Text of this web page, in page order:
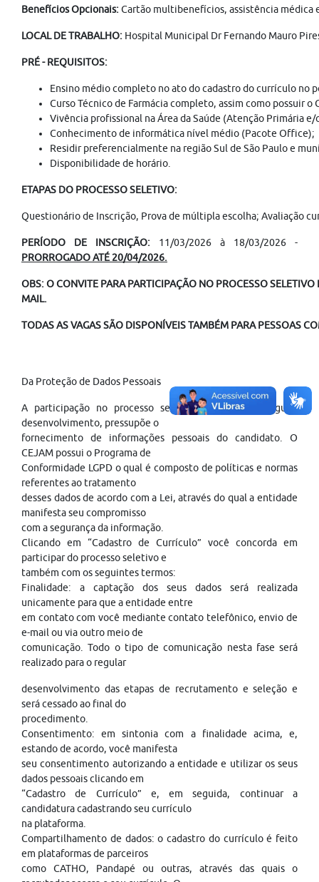
Benefícios Opcionais:Cartão multibenefícios, assistência médica
LOCAL DE TRABALHO: Hospital Municipal Dr Fernando Mauro
PRÉ - REQUISITOS:
Ensino médio completo no ato do cadastro do currículo no
Curso Técnico de Farmácia completo, assim como possuir
Vivência profissional na Área da Saúde (Atenção Primária
Conhecimento de informática nível médio (Pacote Office);
Residir preferencialmente na região Sul de São Paulo e
Disponibilidade de horário.
ETAPAS DO PROCESSO SELETIVO:
Questionário de Inscrição, Prova de múltipla escolha; Avaliação
PERÍODO DE INSCRIÇÃO: 11/03/2026 à 18/03/2026 -
PRORROGADO ATÉ 20/04/2026.
OBS: O CONVITE PARA PARTICIPAÇÃO NO PROCESSO SELETIVO
MAIL.
TODAS AS VAGAS SÃO DISPONÍVEIS TAMBÉM PARA PESSOAS
Da Proteção de Dados Pessoais
A participação no processo seletivo, para o seu regular
desenvolvimento, pressupõe o
fornecimento de informações pessoais do candidato. O
CEJAM possui o Programa de
Conformidade LGPD o qual é composto de políticas e normas
referentes ao tratamento
desses dados de acordo com a Lei, através do qual a entidade
manifesta seu compromisso
com a segurança da informação.
Clicando em “Cadastro de Currículo” você concorda em
participar do processo seletivo e
também com os seguintes termos:
Finalidade: a captação dos seus dados será realizada
unicamente para que a entidade entre
em contato com você mediante contato telefônico, envio de
e-mail ou via outro meio de
comunicação. Todo o tipo de comunicação nesta fase será
realizado para o regular
desenvolvimento das etapas de recrutamento e seleção e
será cessado ao final do
procedimento.
Consentimento: em sintonia com a finalidade acima, e,
estando de acordo, você manifesta
seu consentimento autorizando a entidade e utilizar os seus
dados pessoais clicando em
“Cadastro de Currículo” e, em seguida, continuar a
candidatura cadastrando seu currículo
na plataforma.
Compartilhamento de dados: o cadastro do currículo é feito
em plataformas de parceiros
como CATHO, Pandapé ou outras, através das quais o